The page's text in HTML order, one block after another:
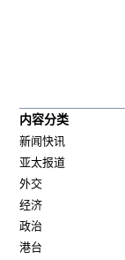
内容分类
新闻快讯
亚太报道
外交
经济
政治
港台